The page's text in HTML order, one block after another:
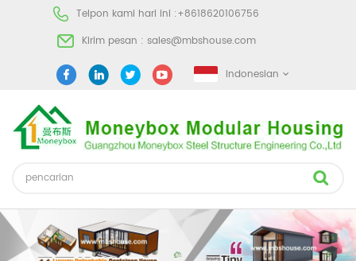
Telpon kami hari ini :+8618620106756
Kirim pesan : sales@mbshouse.com
Indonesian